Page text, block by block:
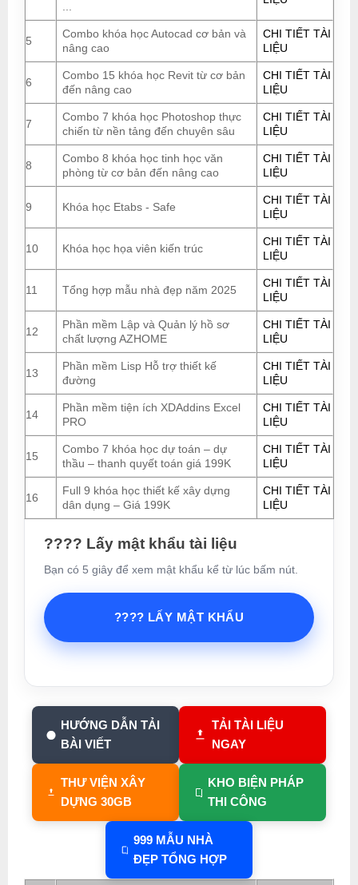
5
Combo khóa học Autocad cơ bản và
nâng cao
CHI TIẾT TÀI
LIỆU
6
Combo 15 khóa học Revit từ cơ bản
đến nâng cao
CHI TIẾT TÀI
LIỆU
7
Combo 7 khóa học Photoshop thực
chiến từ nền tảng đến chuyên sâu
CHI TIẾT TÀI
LIỆU
8
Combo 8 khóa học tinh học văn
phòng từ cơ bản đến nâng cao
CHI TIẾT TÀI
LIỆU
9 Khóa học Etabs - Safe
CHI TIẾT TÀI
LIỆU
10 Khóa học họa viên kiến trúc
CHI TIẾT TÀI
LIỆU
11 Tổng hợp mẫu nhà đẹp năm 2025
CHI TIẾT TÀI
LIỆU
12
Phần mềm Lập và Quản lý hồ sơ
chất lượng AZHOME
CHI TIẾT TÀI
LIỆU
13
Phần mềm Lisp Hỗ trợ thiết kế
đường
CHI TIẾT TÀI
LIỆU
14
Phần mềm tiện ích XDAddins Excel
PRO
CHI TIẾT TÀI
LIỆU
15
Combo 7 khóa học dự toán – dự
thầu – thanh quyết toán giá 199K
CHI TIẾT TÀI
LIỆU
16
Full 9 khóa học thiết kế xây dựng
dân dụng – Giá 199K
CHI TIẾT TÀI
LIỆU
???? Lấy mật khẩu tài liệu
Bạn có 5 giây để xem mật khẩu kể từ lúc bấm nút.
???? LẤY MẬT KHẨU
HƯỚNG DẪN TẢI
BÀI VIẾT
TẢI TÀI LIỆU
NGAY
THƯ VIỆN XÂY
DỰNG 30GB
KHO BIỆN PHÁP
THI CÔNG
999 MẪU NHÀ
ĐẸP TỔNG HỢP